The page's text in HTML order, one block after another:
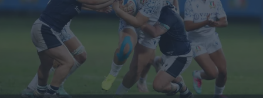
6 Nazioni
United Rugby Championship
Top14
Premiership